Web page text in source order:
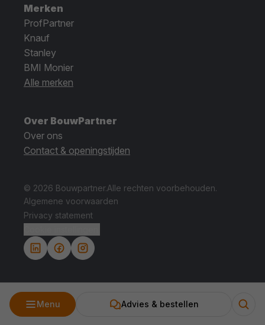
Menu Advies & bestellen
Merken
ProfPartner
Knauf
Stanley
BMI Monier
Alle merken
Over BouwPartner
Over ons
Contact & openingstijden
© 2026 Bouwpartner.Alle rechten voorbehouden.
Algemene voorwaarden
Privacy statement